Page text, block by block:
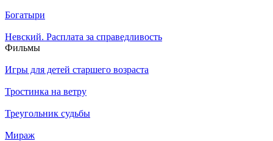
Богатыри
Невский. Расплата за справедливость
Филь­мы
Игры для детей старшего возраста
Тростинка на ветру
Треугольник судьбы
Мираж